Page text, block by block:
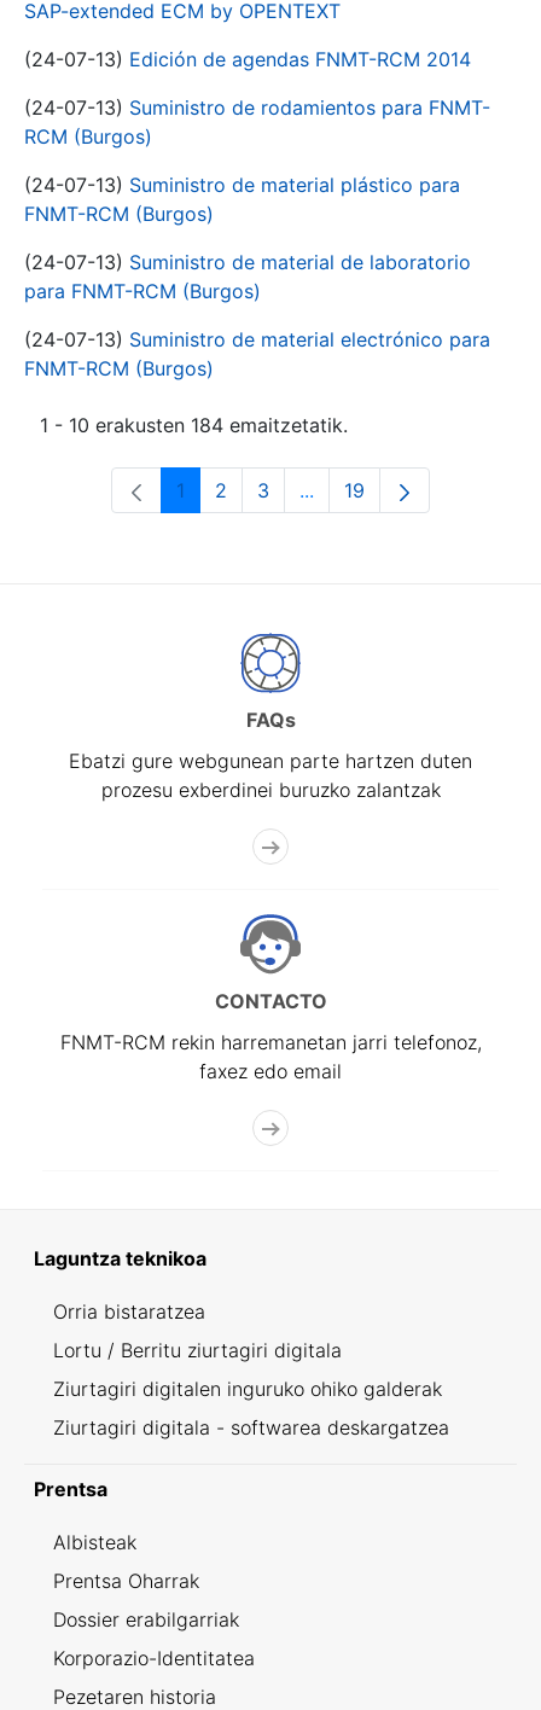
SAP-extended ECM by OPENTEXT
(24-07-13) Edición de agendas FNMT-RCM 2014
(24-07-13) Suministro de rodamientos para FNMT-
RCM (Burgos)
(24-07-13) Suministro de material plástico para
FNMT-RCM (Burgos)
(24-07-13) Suministro de material de laboratorio
para FNMT-RCM (Burgos)
(24-07-13) Suministro de material electrónico para
FNMT-RCM (Burgos)
1 - 10 erakusten 184 emaitzetatik.
Orrialdea
1 Orrialdea
2 Orrialdea
3 ...Intermediate Pages Use
Orrialdea
19
FAQs
Ebatzi gure webgunean parte hartzen duten
prozesu exberdinei buruzko zalantzak
CONTACTO
FNMT-RCM rekin harremanetan jarri telefonoz,
faxez edo email
Laguntza teknikoa
Orria bistaratzea
Lortu / Berritu ziurtagiri digitala
Ziurtagiri digitalen inguruko ohiko galderak
Ziurtagiri digitala - softwarea deskargatzea
Prentsa
Albisteak
Prentsa Oharrak
Dossier erabilgarriak
Korporazio-Identitatea
Pezetaren historia